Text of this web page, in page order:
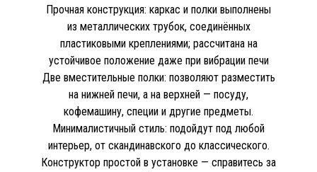
Прочная конструкция: каркас и полки выполнены
из металлических трубок, соединённых
пластиковыми креплениями; рассчитана на
устойчивое положение даже при вибрации печи
Две вместительные полки: позволяют разместить
на нижней печи, а на верхней — посуду,
кофемашину, специи и другие предметы.
Минималистичный стиль: подойдут под любой
интерьер, от скандинавского до классического.
Конструктор простой в установке — справитесь за